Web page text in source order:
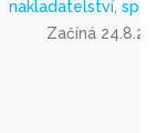
nakladatelství, spol.
Začíná